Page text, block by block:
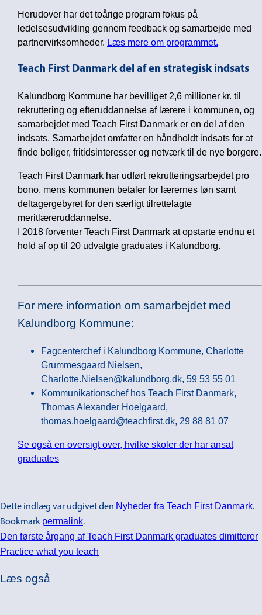
Herudover har det toårige program fokus på
ledelsesudvikling gennem feedback og samarbejde med
partnervirksomheder. Læs mere om programmet.
Teach First Danmark del af en strategisk indsats
Kalundborg Kommune har bevilliget 2,6 millioner kr. til
rekruttering og efteruddannelse af lærere i kommunen, og
samarbejdet med Teach First Danmark er en del af den
indsats. Samarbejdet omfatter en håndholdt indsats for at
finde boliger, fritidsinteresser og netværk til de nye borgere.
Teach First Danmark har udført rekrutteringsarbejdet pro
bono, mens kommunen betaler for lærernes løn samt
deltagergebyret for den særligt tilrettelagte
meritlæreruddannelse.
I 2018 forventer Teach First Danmark at opstarte endnu et
hold af op til 20 udvalgte graduates i Kalundborg.
For mere information om samarbejdet med
Kalundborg Kommune:
Fagcenterchef i Kalundborg Kommune, Charlotte
Grummesgaard Nielsen,
Charlotte.Nielsen@kalundborg.dk, 59 53 55 01
Kommunikationschef hos Teach First Danmark,
Thomas Alexander Hoelgaard,
thomas.hoelgaard@teachfirst.dk, 29 88 81 07
Se også en oversigt over, hvilke skoler der har ansat
graduates
Dette indlæg var udgivet den Nyheder fra Teach First Danmark.
Bookmark permalink.
Den første årgang af Teach First Danmark graduates dimitterer
Practice what you teach
Læs også